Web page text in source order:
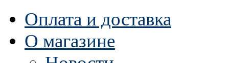
Оплата и доставка
О магазине